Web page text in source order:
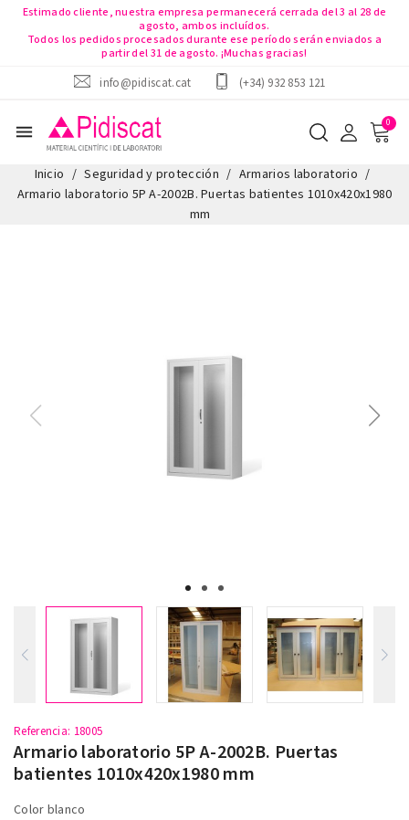
Estimado cliente, nuestra empresa permanecerá cerrada del 3 al 28 de
agosto, ambos incluídos.
Todos los pedidos procesados durante ese período serán enviados a
partir del 31 de agosto. ¡Muchas gracias!
info@pidiscat.cat
(+34) 932 853 121
menu
Inicio Seguridad y protección
Armarios laboratorio
Armario laboratorio 5P A-2002B. Puertas batientes 1010x420x1980
mm
Referencia: 18005
Armario laboratorio 5P A-2002B. Puertas
batientes 1010x420x1980 mm
Color blanco